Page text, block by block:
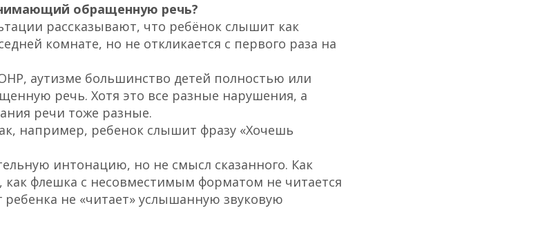
обращенную речь?
рассказывают, что ребёнок слышит как
комнате, но не откликается с первого раза на
аутизме большинство детей полностью или
речь. Хотя это все разные нарушения, а
речи тоже разные.
например, ребенок слышит фразу «Хочешь
интонацию, но не смысл сказанного. Как
флешка с несовместимым форматом не читается
не «читает» услышанную звуковую